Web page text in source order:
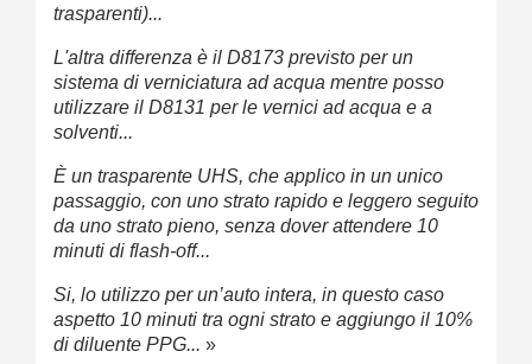
trasparenti)...
L'altra differenza è il D8173 previsto per un
sistema di verniciatura ad acqua mentre posso
utilizzare il D8131 per le vernici ad acqua e a
solventi...
È un trasparente UHS, che applico in un unico
passaggio, con uno strato rapido e leggero seguito
da uno strato pieno, senza dover attendere 10
minuti di flash-off...
Si, lo utilizzo per un’auto intera, in questo caso
aspetto 10 minuti tra ogni strato e aggiungo il 10%
di diluente PPG... »